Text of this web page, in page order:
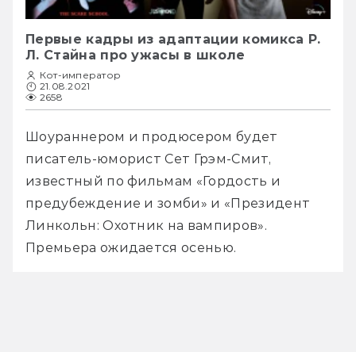
Первые кадры из адаптации комикса Р.
Л. Стайна про ужасы в школе
Кот-император
21.08.2021
2658
Шоураннером и продюсером будет
писатель-юморист Сет Грэм-Смит,
известный по фильмам «Гордость и
предубеждение и зомби» и «Президент
Линкольн: Охотник на вампиров».
Премьера ожидается осенью.